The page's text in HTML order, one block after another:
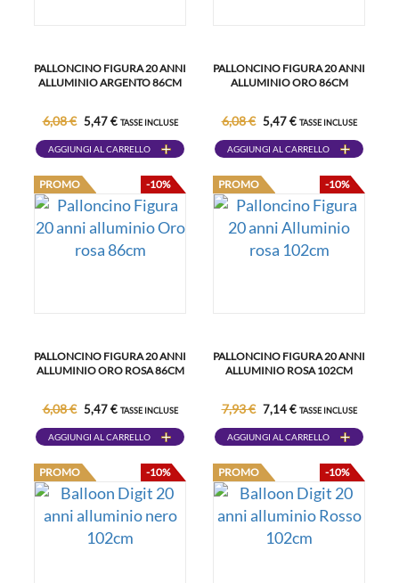
PALLONCINO FIGURA 20 ANNI
ALLUMINIO ARGENTO 86CM
6,08 € 5,47 € TASSE INCLUSE
AGGIUNGI AL CARRELLO
PALLONCINO FIGURA 20 ANNI
ALLUMINIO ORO 86CM
6,08 € 5,47 € TASSE INCLUSE
AGGIUNGI AL CARRELLO
PROMO -10%
PALLONCINO FIGURA 20 ANNI
ALLUMINIO ORO ROSA 86CM
6,08 € 5,47 € TASSE INCLUSE
AGGIUNGI AL CARRELLO
PROMO -10%
PALLONCINO FIGURA 20 ANNI
ALLUMINIO ROSA 102CM
7,93 € 7,14 € TASSE INCLUSE
AGGIUNGI AL CARRELLO
PROMO -10% PROMO -10%